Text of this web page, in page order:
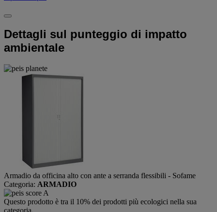
Dettagli sul punteggio di impatto
ambientale
Armadio da officina alto con ante a serranda flessibili - Sofame
Categoria: ARMADIO
Questo prodotto è tra il 10% dei prodotti più ecologici nella sua
categoria.